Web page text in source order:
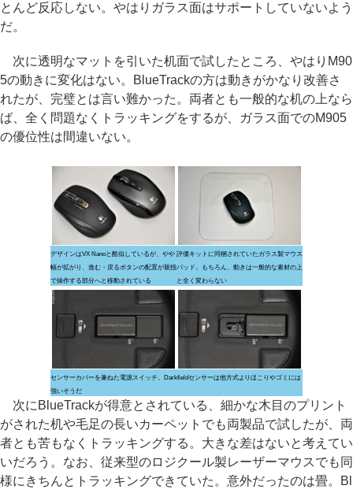
とんど反応しない。やはりガラス面はサポートしていないよう
だ。
次に透明なマットを引いた机面で試したところ、やはりM90
5の動きに変化はない。BlueTrackの方は動きがかなり改善さ
れたが、完璧とは言い難かった。両者とも一般的な机の上なら
ば、全く問題なくトラッキングをするが、ガラス面でのM905
の優位性は間違いない。
デザインはVX Nanoと酷似しているが、やや
幅が拡がり、進む・戻るボタンの配置が親指
で操作する部分へと移動されている
評価キットに同梱されていたガラス製マウス
パッド。もちろん、動きは一般的な素材の上
と全く変わらない
センサーカバーを兼ねた電源スイッチ。Darkfieldセンサーは他方式よりほこりやゴミには
強いそうだ
次にBlueTrackが得意とされている、細かな木目のプリント
がされた机や毛足の長いカーペットでも両製品で試したが、両
者とも苦もなくトラッキングする。大きな差はないと考えてい
いだろう。なお、従来型のロジクール製レーザーマウスでも同
様にきちんとトラッキングできていた。意外だったのは畳。Bl